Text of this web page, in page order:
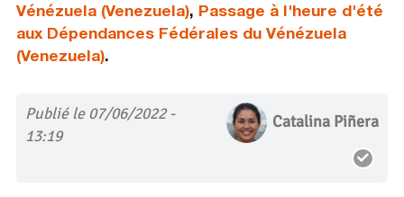
Vénézuela (Venezuela), Passage à l'heure d'été
aux Dépendances Fédérales du Vénézuela
(Venezuela).
Publié le 07/06/2022 -
13:19
Catalina Piñera